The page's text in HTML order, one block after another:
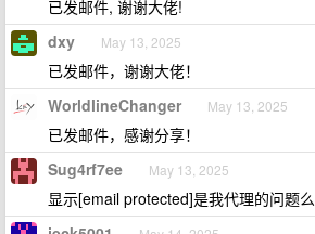
已发邮件, 谢谢大佬!
dxy May 13, 2025
已发邮件，谢谢大佬！
WorldlineChanger May 13, 2025
已发邮件，感谢分享！
Sug4rf7ee May 13, 2025
显示[email protected]是我代理的问题么